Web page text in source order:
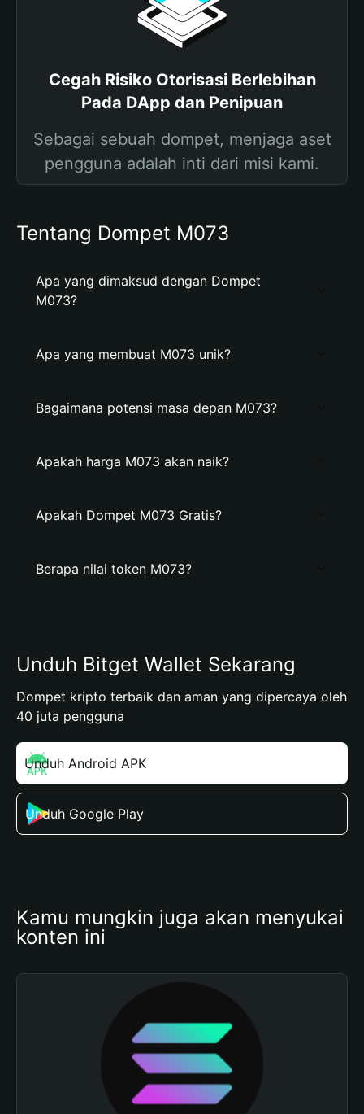
Cegah Risiko Otorisasi Berlebihan
Pada DApp dan Penipuan
Sebagai sebuah dompet, menjaga aset
pengguna adalah inti dari misi kami.
Tentang Dompet M073
Apa yang dimaksud dengan Dompet
M073?
Apa yang membuat M073 unik?
Bagaimana potensi masa depan M073?
Apakah harga M073 akan naik?
Apakah Dompet M073 Gratis?
Berapa nilai token M073?
Unduh Bitget Wallet Sekarang
Dompet kripto terbaik dan aman yang dipercaya oleh
40 juta pengguna
Unduh Android APK
Unduh Google Play
Kamu mungkin juga akan menyukai
konten ini